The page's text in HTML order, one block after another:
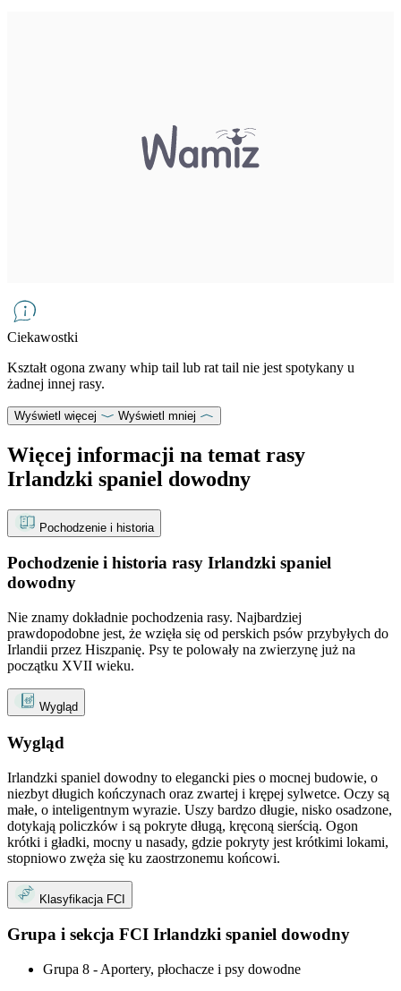
Ciekawostki
Kształt ogona zwany whip tail lub rat tail nie jest spotykany u
żadnej innej rasy.
Wyświetl więcej Wyświetl mniej
Więcej informacji na temat rasy
Irlandzki spaniel dowodny
Pochodzenie i historia
Pochodzenie i historia rasy Irlandzki spaniel
dowodny
Nie znamy dokładnie pochodzenia rasy. Najbardziej
prawdopodobne jest, że wzięła się od perskich psów przybyłych do
Irlandii przez Hiszpanię. Psy te polowały na zwierzynę już na
początku XVII wieku.
Wygląd
Wygląd
Irlandzki spaniel dowodny to elegancki pies o mocnej budowie, o
niezbyt długich kończynach oraz zwartej i krępej sylwetce. Oczy są
małe, o inteligentnym wyrazie. Uszy bardzo długie, nisko osadzone,
dotykają policzków i są pokryte długą, kręconą sierścią. Ogon
krótki i gładki, mocny u nasady, gdzie pokryty jest krótkimi lokami,
stopniowo zwęża się ku zaostrzonemu końcowi.
Klasyfikacja FCI
Grupa i sekcja FCI Irlandzki spaniel dowodny
Grupa 8 - Aportery, płochacze i psy dowodne